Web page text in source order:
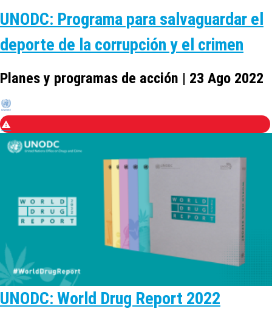
UNODC: Programa para salvaguardar el
deporte de la corrupción y el crimen
Planes y programas de acción | 23 Ago 2022
UNODC: World Drug Report 2022